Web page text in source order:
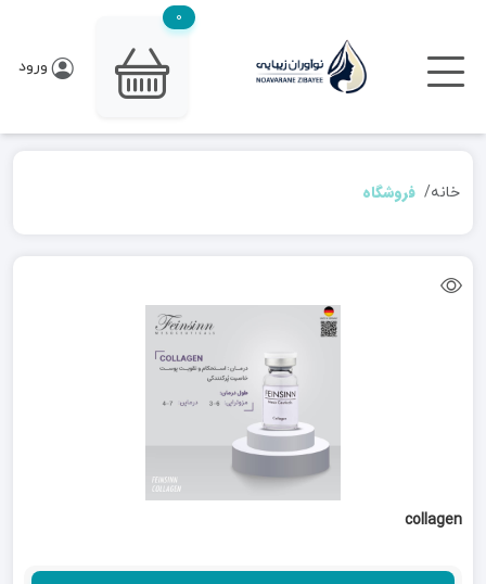
0
ورود
خانه فروشگاه
collagen